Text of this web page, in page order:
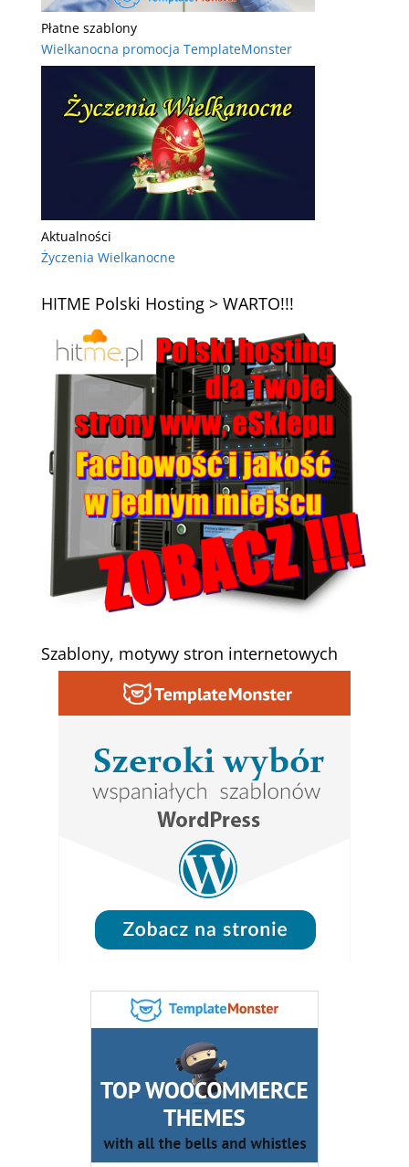
Płatne szablony
Wielkanocna promocja TemplateMonster
Aktualności
Życzenia Wielkanocne
HITME Polski Hosting > WARTO!!!
Szablony, motywy stron internetowych